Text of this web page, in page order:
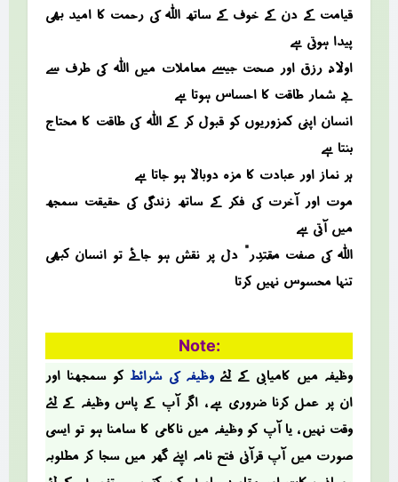
قیامت کے دن کے خوف کے ساتھ اللہ کی رحمت کا امید بھی
پیدا ہوتی ہے
اولاد، رزق اور صحت جیسے معاملات میں اللہ کی طرف سے
بے شمار طاقت کا احساس ہوتا ہے
انسان اپنی کمزوریوں کو قبول کر کے اللہ کی طاقت کا محتاج
بنتا ہے
ہر نماز اور عبادت کا مزہ دوبالا ہو جاتا ہے
موت اور آخرت کی فکر کے ساتھ زندگی کی حقیقت سمجھ
میں آتی ہے
اللہ کی صفت “مُقْتَدِر” دل پر نقش ہو جائے تو انسان کبھی
تنہا محسوس نہیں کرتا
Note:
وظیفہ میں کامیابی کے لئے وظیفہ کی شرائط کو سمجھنا اور
ان پر عمل کرنا ضروری ہے ، اگر آپ کے پاس وظیفہ کے لئے
وقت نہیں ، یا آپ کو وظیفہ میں ناکامی کا سامنا ہو تو ایسی
صؤرت میں آپ قرآنی فتح نامہ اپنے گھر میں سجا کر مطلوبہ